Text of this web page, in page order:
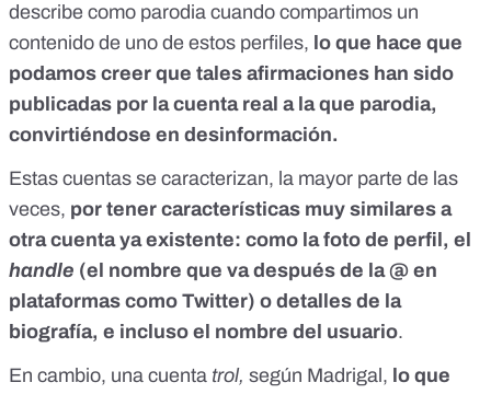
describe como parodia cuando compartimos un
contenido de uno de estos perfiles, lo que hace que
podamos creer que tales afirmaciones han sido
publicadas por la cuenta real a la que parodia,
convirtiéndose en desinformación.
Estas cuentas se caracterizan, la mayor parte de las
veces, por tener características muy similares a
otra cuenta ya existente: como la foto de perfil, el
handle (el nombre que va después de la @ en
plataformas como Twitter) o detalles de la
biografía, e incluso el nombre del usuario.
En cambio, una cuenta trol, según Madrigal, lo que